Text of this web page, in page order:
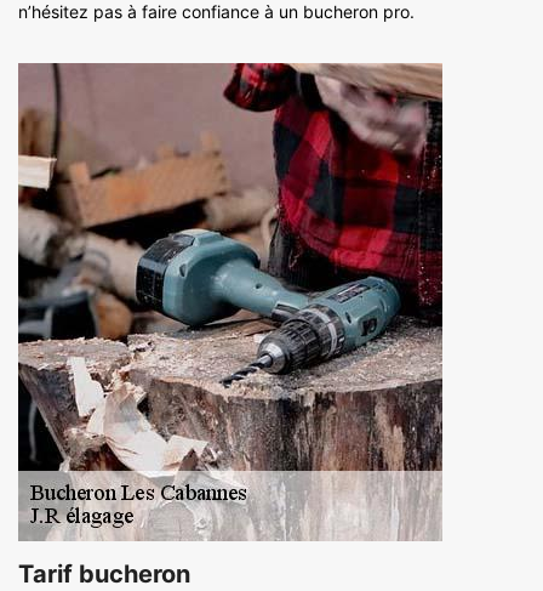
n’hésitez pas à faire confiance à un bucheron pro.
Tarif bucheron